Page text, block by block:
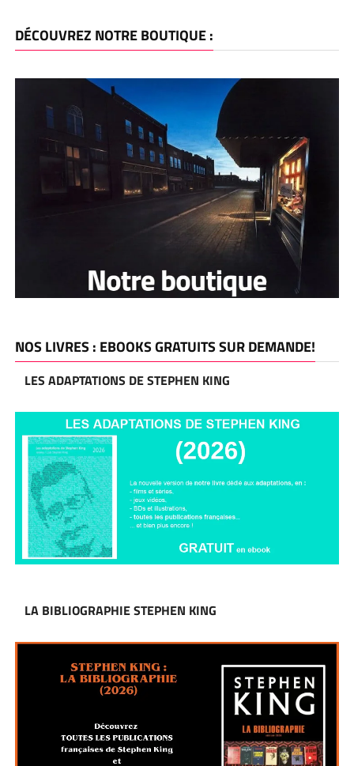
DÉCOUVREZ NOTRE BOUTIQUE :
NOS LIVRES : EBOOKS GRATUITS SUR DEMANDE!
LES ADAPTATIONS DE STEPHEN KING
LA BIBLIOGRAPHIE STEPHEN KING